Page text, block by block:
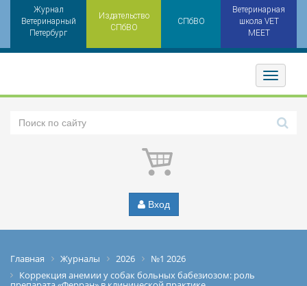
Журнал
Ветеринарный
Петербург
Издательство
СПбВО
СПбВО
Ветеринарная
школа VET
MEET
Toggler
Вход
Главная Журналы 2026
№1 2026
Коррекция анемии у собак больных бабезиозом: роль